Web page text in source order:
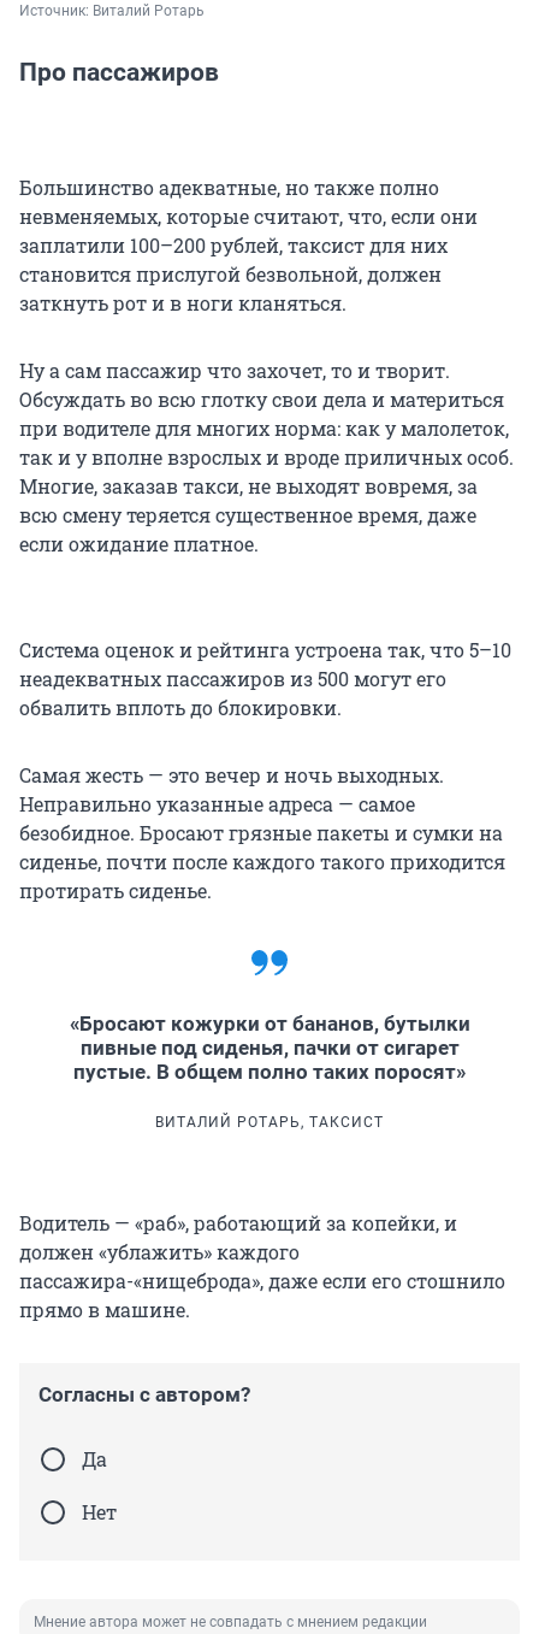
Источник: Виталий Ротарь
Про пассажиров
Большинство адекватные, но также полно
невменяемых, которые считают, что, если они
заплатили 100–200 рублей, таксист для них
становится прислугой безвольной, должен
заткнуть рот и в ноги кланяться.
Ну а сам пассажир что захочет, то и творит.
Обсуждать во всю глотку свои дела и материться
при водителе для многих норма: как у малолеток,
так и у вполне взрослых и вроде приличных особ.
Многие, заказав такси, не выходят вовремя, за
всю смену теряется существенное время, даже
если ожидание платное.
Система оценок и рейтинга устроена так, что 5–10
неадекватных пассажиров из 500 могут его
обвалить вплоть до блокировки.
Самая жесть — это вечер и ночь выходных.
Неправильно указанные адреса — самое
безобидное. Бросают грязные пакеты и сумки на
сиденье, почти после каждого такого приходится
протирать сиденье.
«Бросают кожурки от бананов, бутылки
пивные под сиденья, пачки от сигарет
пустые. В общем полно таких поросят»
ВИТАЛИЙ РОТАРЬ, ТАКСИСТ
Водитель — «раб», работающий за копейки, и
должен «ублажить» каждого
пассажира-«нищеброда», даже если его стошнило
прямо в машине.
Согласны с автором?
Да
Нет
Мнение автора может не совпадать с мнением редакции